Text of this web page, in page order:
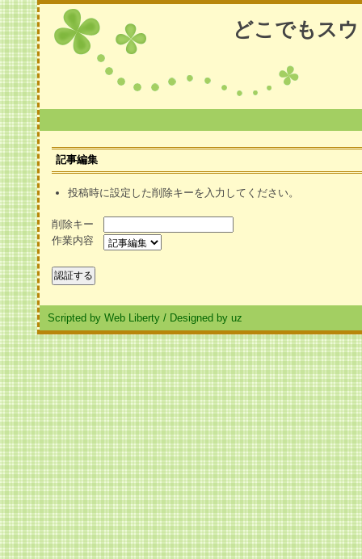
どこでもス
記事編集
投稿時に設定した削除キーを入力してください。
削除キー
作業内容
Scripted by Web Liberty / Designed by uz